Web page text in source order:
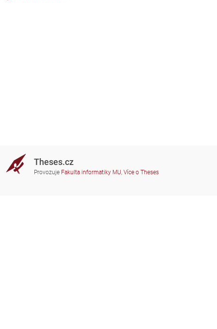
Theses.cz
Provozuje Fakulta informatiky MU, Více o Theses